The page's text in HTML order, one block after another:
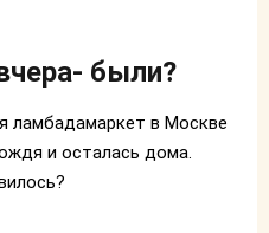
были?
ламбадамаркет в Москве
и осталась дома.